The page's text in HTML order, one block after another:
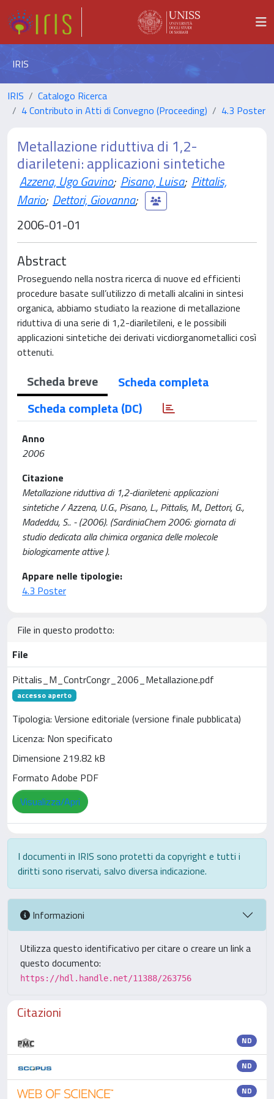
IRIS
IRIS
Catalogo Ricerca
4 Contributo in Atti di Convegno (Proceeding)
4.3 Poster
Metallazione riduttiva di 1,2-
diarileteni: applicazioni sintetiche
Azzena, Ugo Gavino; Pisano, Luisa; Pittalis,
Mario; Dettori, Giovanna;
2006-01-01
Abstract
Proseguendo nella nostra ricerca di nuove ed efficienti
procedure basate sull’utilizzo di metalli alcalini in sintesi
organica, abbiamo studiato la reazione di metallazione
riduttiva di una serie di 1,2-diariletileni, e le possibili
applicazioni sintetiche dei derivati vicdiorganometallici così
ottenuti.
Scheda breve
Scheda completa
Scheda completa (DC)
Anno
2006
Citazione
Metallazione riduttiva di 1,2-diarileteni: applicazioni
sintetiche / Azzena, U.G., Pisano, L., Pittalis, M., Dettori, G.,
Madeddu, S.. - (2006). (SardiniaChem 2006: giornata di
studio dedicata alla chimica organica delle molecole
biologicamente attive ).
Appare nelle tipologie:
4.3 Poster
File in questo prodotto:
File
Pittalis_M_ContrCongr_2006_Metallazione.pdf
accesso aperto
Tipologia: Versione editoriale (versione finale pubblicata)
Licenza: Non specificato
Dimensione 219.82 kB
Formato Adobe PDF
Visualizza/Apri
I documenti in IRIS sono protetti da copyright e tutti i
diritti sono riservati, salvo diversa indicazione.
Informazioni
Utilizza questo identificativo per citare o creare un link a
questo documento:
https://hdl.handle.net/11388/263756
Citazioni
ND
ND
ND